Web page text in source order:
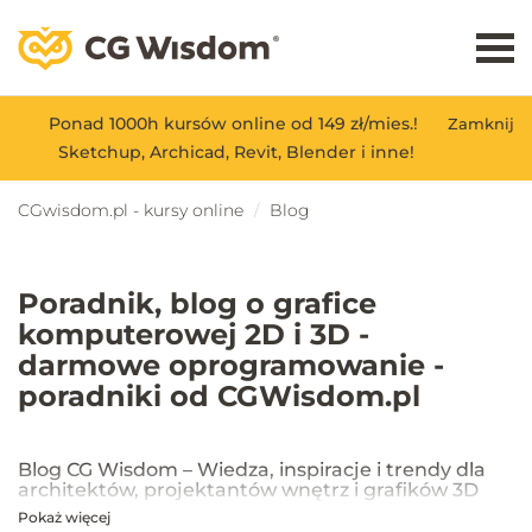
Zamknij
Ponad 1000h kursów online od 149 zł/mies.!
Sketchup, Archicad, Revit, Blender i inne!
CGwisdom.pl - kursy online Blog
Poradnik, blog o grafice
komputerowej 2D i 3D -
darmowe oprogramowanie -
poradniki od CGWisdom.pl
Blog CG Wisdom – Wiedza, inspiracje i trendy dla
architektów, projektantów wnętrz i grafików 3D
Na blogu CG Wisdom znajdziesz praktyczne porady, inspiracje oraz
Pokaż więcej